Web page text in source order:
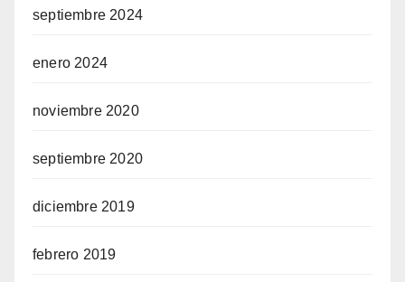
septiembre 2024
enero 2024
noviembre 2020
septiembre 2020
diciembre 2019
febrero 2019